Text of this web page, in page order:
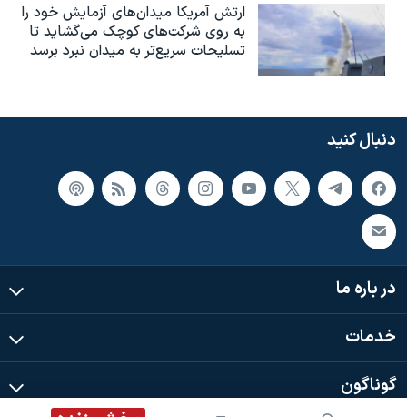
ارتش آمریکا میدان‌های آزمایش خود را
به روی شرکت‌های کوچک می‌گشاید تا
تسلیحات سریع‌تر به میدان نبرد برسد
دنبال کنید
در باره ما
خدمات
گوناگون